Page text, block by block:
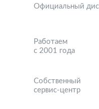
Официальный
Работаем
с 2001 года
Собственный
сервис-центр